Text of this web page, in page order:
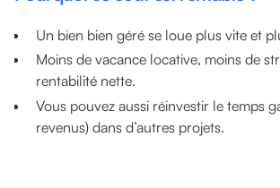
Un bien bien géré se loue plus vite et
Moins de vacance locative, moins de
rentabilité nette.
Vous pouvez aussi réinvestir le temps
revenus) dans d’autres projets.